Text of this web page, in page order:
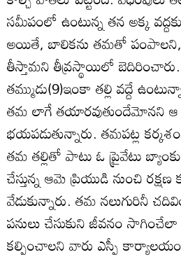
సమీపంలో ఉంటున్న తన అక్క
అయితే, బాలికను తమతో
తీస్తామని తీవ్రస్థాయిలో
తమ్ముడు(9)ఇంకా తల్లి వద్దే
తమ లాగే తయారవుతుందేమోనని ఆ
భయపడుతున్నారు. తమపట్ల
తమ తల్లితో పాటు ఓ ప్రైవేటు
చేస్తున్న ఆమె ప్రియుడి నుంచి
వేడుకున్నారు. తమ నలుగురినీ
పనులు చేసుకుని జీవనం
కల్పించాలని వారు ఎస్పీ